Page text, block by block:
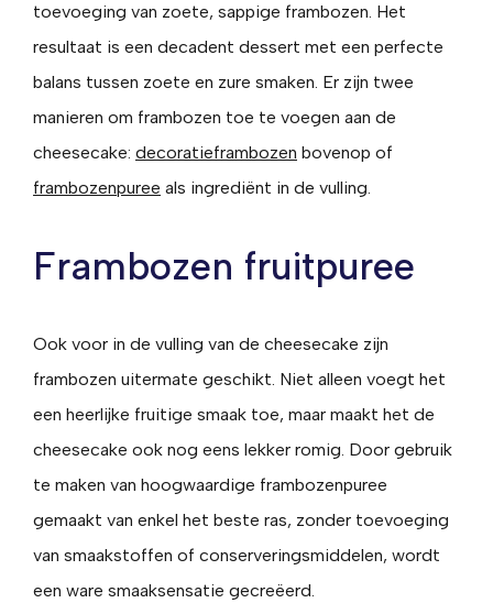
toevoeging van zoete, sappige frambozen. Het
resultaat is een decadent dessert met een perfecte
balans tussen zoete en zure smaken. Er zijn twee
manieren om frambozen toe te voegen aan de
cheesecake: decoratieframbozen bovenop of
frambozenpuree als ingrediënt in de vulling.
Frambozen fruitpuree
Ook voor in de vulling van de cheesecake zijn
frambozen uitermate geschikt. Niet alleen voegt het
een heerlijke fruitige smaak toe, maar maakt het de
cheesecake ook nog eens lekker romig. Door gebruik
te maken van hoogwaardige frambozenpuree
gemaakt van enkel het beste ras, zonder toevoeging
van smaakstoffen of conserveringsmiddelen, wordt
een ware smaaksensatie gecreëerd.